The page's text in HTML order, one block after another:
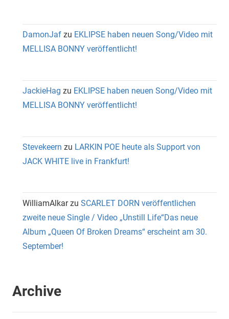
DamonJaf zu EKLIPSE haben neuen Song/Video mit
MELLISA BONNY veröffentlicht!
JackieHag zu EKLIPSE haben neuen Song/Video mit
MELLISA BONNY veröffentlicht!
Stevekeern zu LARKIN POE heute als Support von
JACK WHITE live in Frankfurt!
WilliamAlkarzu SCARLET DORN veröffentlichen
zweite neue Single / Video „Unstill Life“Das neue
Album „Queen Of Broken Dreams“ erscheint am 30.
September!
Archive